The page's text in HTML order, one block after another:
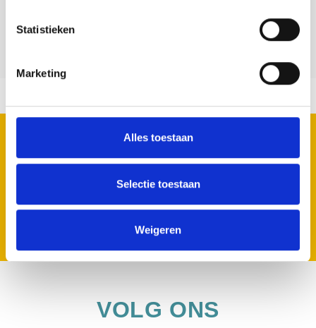
Statistieken
Marketing
Alles toestaan
Selectie toestaan
Weigeren
info@hotelnieuwvlietbad.nl
MELD JE AAN VOOR ONZE NIEUWSBRIEF
Inschrijven
VOLG ONS